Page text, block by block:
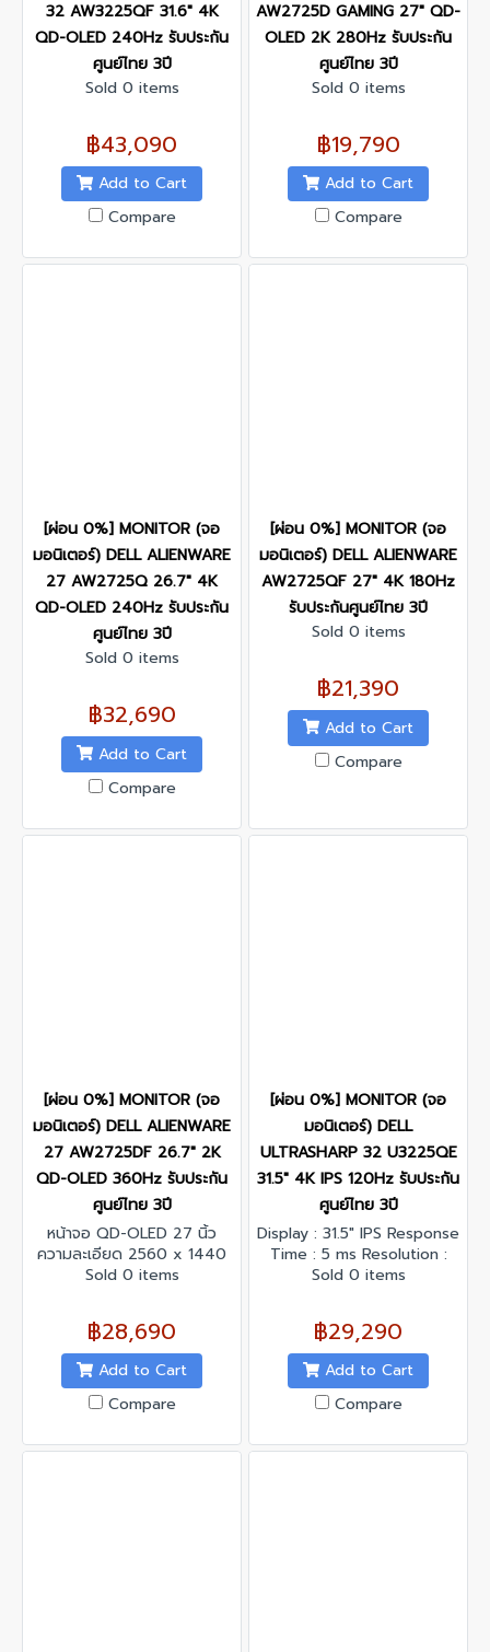
32 AW3225QF 31.6" 4K
QD-OLED 240Hz รับประกัน
ศูนย์ไทย 3ปี
Sold 0 items
฿43,090
Add to Cart
Compare
AW2725D GAMING 27" QD-
OLED 2K 280Hz รับประกัน
ศูนย์ไทย 3ปี
Sold 0 items
฿19,790
Add to Cart
Compare
[ผ่อน 0%] MONITOR (จอ
มอนิเตอร์) DELL ALIENWARE
27 AW2725Q 26.7" 4K
QD-OLED 240Hz รับประกัน
ศูนย์ไทย 3ปี
Sold 0 items
฿32,690
Add to Cart
Compare
[ผ่อน 0%] MONITOR (จอ
มอนิเตอร์) DELL ALIENWARE
AW2725QF 27" 4K 180Hz
รับประกันศูนย์ไทย 3ปี
Sold 0 items
฿21,390
Add to Cart
Compare
[ผ่อน 0%] MONITOR (จอ
มอนิเตอร์) DELL ALIENWARE
27 AW2725DF 26.7" 2K
QD-OLED 360Hz รับประกัน
ศูนย์ไทย 3ปี
หน้าจอ QD-OLED 27 นิ้ว
ความละเอียด 2560 x 1440
2K รีเฟรชเรท 360 Hz รองรับ
Sold 0 items
฿28,690
Add to Cart
Compare
[ผ่อน 0%] MONITOR (จอ
มอนิเตอร์) DELL
ULTRASHARP 32 U3225QE
31.5" 4K IPS 120Hz รับประกัน
ศูนย์ไทย 3ปี
Display : 31.5" IPS Response
Time : 5 ms Resolution :
3840 x 2160 @120 Hz
Interface : DisplayPort x 2,
HDMI x 1
Sold 0 items
฿29,290
Add to Cart
Compare